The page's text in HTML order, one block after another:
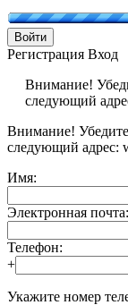
Войти
Регистрация Вход
Внимание!
следующий
Внимание!
следующий адрес:
Имя:
Электронная почта:
Телефон:
+
Укажите номер